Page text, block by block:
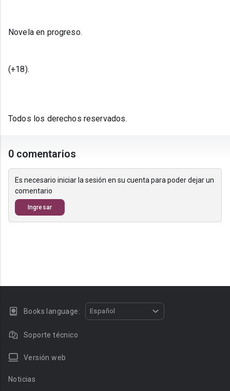
Novela en progreso.
(+18).
Todos los derechos reservados.
0 comentarios
Es necesario iniciar la sesión en su cuenta para poder dejar un
comentario
Ingresar
Books language: Español
Soporte técnico
Versión web
Noticias